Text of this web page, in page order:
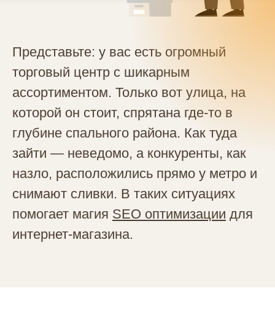
Представьте: у вас есть огромный
торговый центр с шикарным
ассортиментом. Только вот улица, на
которой он стоит, спрятана где-то в
глубине спального района. Как туда
зайти — неведомо, а конкуренты, как
назло, расположились прямо у метро и
снимают сливки. В таких ситуациях
помогает магия SEO оптимизации для
интернет-магазина.